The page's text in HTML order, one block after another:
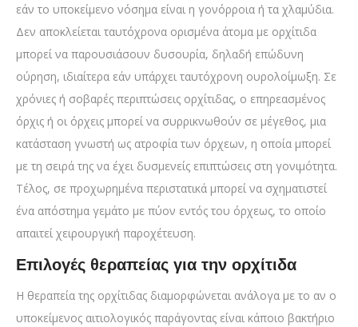
εάν το υποκείμενο νόσημα είναι η γονόρροια ή τα χλαμύδια.
Δεν αποκλείεται ταυτόχρονα ορισμένα άτομα με ορχίτιδα
μπορεί να παρουσιάσουν δυσουρία, δηλαδή επώδυνη
ούρηση, ιδιαίτερα εάν υπάρχει ταυτόχρονη ουρολοίμωξη. Σε
χρόνιες ή σοβαρές περιπτώσεις ορχίτιδας, ο επηρεασμένος
όρχις ή οι όρχεις μπορεί να συρρικνωθούν σε μέγεθος, μια
κατάσταση γνωστή ως ατροφία των όρχεων, η οποία μπορεί
με τη σειρά της να έχει δυσμενείς επιπτώσεις στη γονιμότητα.
Τέλος, σε προχωρημένα περιστατικά μπορεί να σχηματιστεί
ένα απόστημα γεμάτο με πύον εντός του όρχεως, το οποίο
απαιτεί χειρουργική παροχέτευση.
Επιλογές θεραπείας για την ορχίτιδα
Η θεραπεία της ορχίτιδας διαμορφώνεται ανάλογα με το αν ο
υποκείμενος αιτιολογικός παράγοντας είναι κάποιο βακτήριο